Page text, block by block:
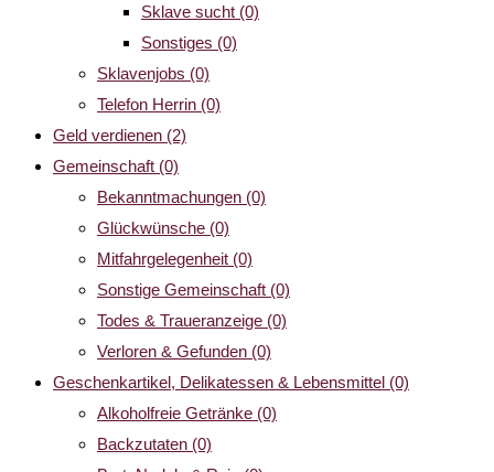
Sklave sucht (0)
Sonstiges (0)
Sklavenjobs (0)
Telefon Herrin (0)
Geld verdienen (2)
Gemeinschaft (0)
Bekanntmachungen (0)
Glückwünsche (0)
Mitfahrgelegenheit (0)
Sonstige Gemeinschaft (0)
Todes & Traueranzeige (0)
Verloren & Gefunden (0)
Geschenkartikel, Delikatessen & Lebensmittel (0)
Alkoholfreie Getränke (0)
Backzutaten (0)